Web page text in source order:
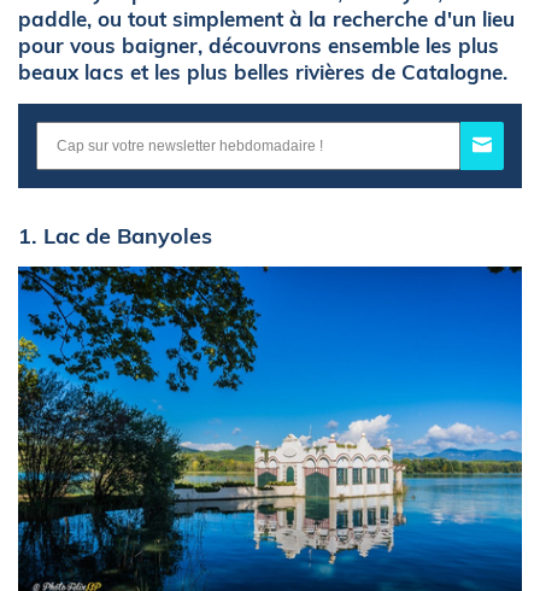
paddle, ou tout simplement à la recherche d'un lieu
pour vous baigner, découvrons ensemble les plus
beaux lacs et les plus belles rivières de Catalogne.
1. Lac de Banyoles